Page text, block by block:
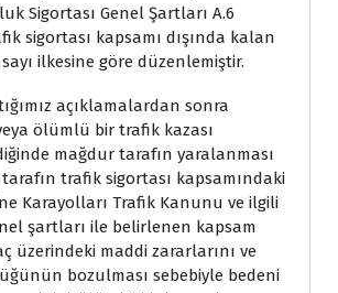
Sigortası Genel Şartları A.6
sigortası kapsamı dışında kalan
ilkesine göre düzenlemiştir.
açıklamalardan sonra
ölümlü bir trafik kazası
mağdur tarafın yaralanması
trafik sigortası kapsamındaki
Karayolları Trafik Kanunu ve ilgili
şartları ile belirlenen kapsam
üzerindeki maddi zararlarını ve
bozulması sebebiyle bedeni